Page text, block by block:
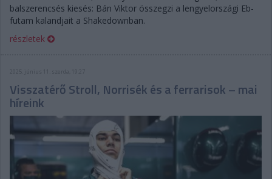
balszerencsés kiesés: Bán Viktor összegzi a lengyelországi Eb-
futam kalandjait a Shakedownban.
részletek
2025. június 11. szerda, 19:27
Visszatérő Stroll, Norrisék és a ferrarisok – mai
híreink